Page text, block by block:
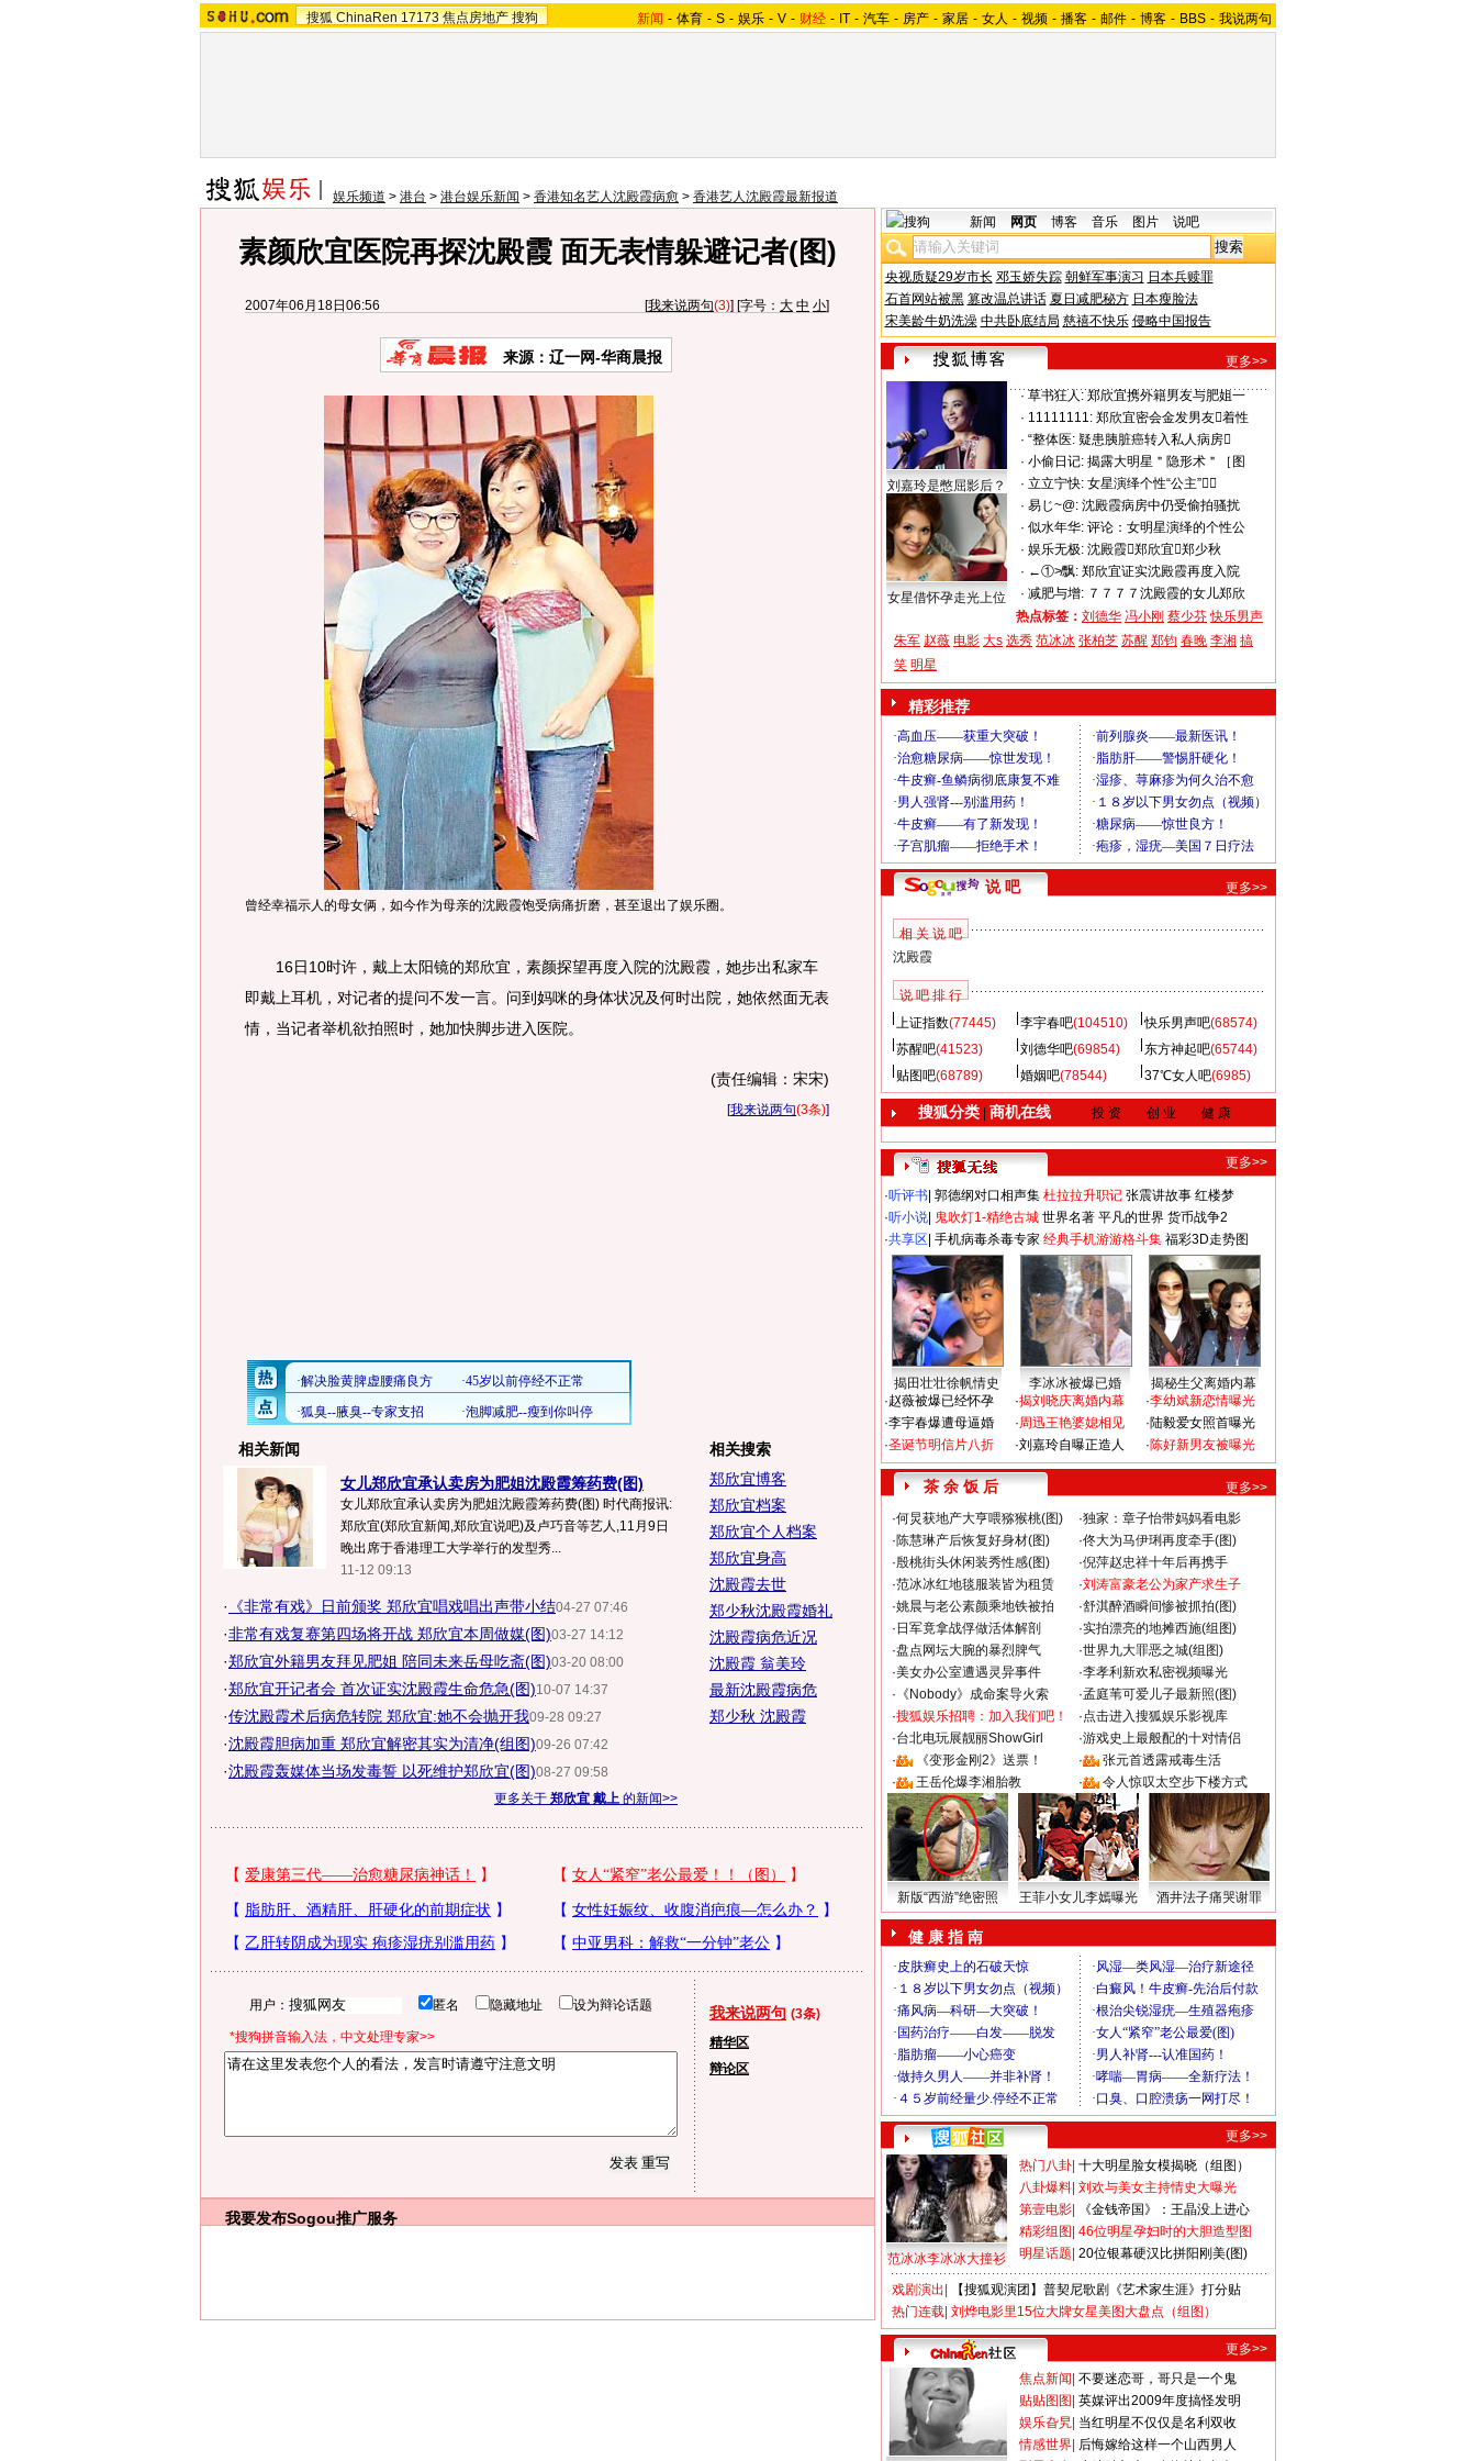
搜狐 ChinaRen 17173 焦点房地产 搜狗 新闻 - 体育 - S - 娱乐 - V - 财经 - IT - 汽车 - 房产 - 家居 - 女人 - 视频 - 播客 - 邮件 - 博客 - BBS - 我说两句
娱乐频道 > 港台 > 港台娱乐新闻 > 香港知名艺人沈殿霞病愈 > 香港艺人沈殿霞最新报道
素颜欣宜医院再探沈殿霞 面无表情躲避记者(图)
2007年06月18日06:56 [我来说两句(3)] [字号： 大 中 小]
来源：辽一网-华商晨报
曾经幸福示人的母女俩，如今作为母亲的沈殿霞饱受病痛折磨，甚至退出了娱乐圈。
16日10时许，戴上太阳镜的郑欣宜，素颜探望再度入院的沈殿霞，她步出私家车
即戴上耳机，对记者的提问不发一言。问到妈咪的身体状况及何时出院，她依然面无表
情，当记者举机欲拍照时，她加快脚步进入医院。
(责任编辑：宋宋)
[我来说两句(3条)]
相关新闻
女儿郑欣宜承认卖房为肥姐沈殿霞筹药费(图)
女儿郑欣宜承认卖房为肥姐沈殿霞筹药费(图) 时代商报讯:
郑欣宜(郑欣宜新闻,郑欣宜说吧)及卢巧音等艺人,11月9日
晚出席于香港理工大学举行的发型秀...
11-12 09:13
· 《非常有戏》日前颁奖 郑欣宜唱戏唱出声带小结04-27 07:46
·非常有戏复赛第四场将开战 郑欣宜本周做媒(图)03-27 14:12
·郑欣宜外籍男友拜见肥姐 陪同未来岳母吃斋(图)03-20 08:00
·郑欣宜开记者会 首次证实沈殿霞生命危急(图)10-07 14:37
·传沈殿霞术后病危转院 郑欣宜:她不会抛开我09-28 09:27
·沈殿霞胆病加重 郑欣宜解密其实为清净(组图)09-26 07:42
·沈殿霞轰媒体当场发毒誓 以死维护郑欣宜(图)08-27 09:58
更多关于 郑欣宜 戴上 的新闻>>
相关搜索
郑欣宜博客
郑欣宜档案
郑欣宜个人档案
郑欣宜身高
沈殿霞去世
郑少秋沈殿霞婚礼
沈殿霞病危近况
沈殿霞 翁美玲
最新沈殿霞病危
郑少秋 沈殿霞
用户： 匿名 隐藏地址 设为辩论话题
*搜狗拼音输入法，中文处理专家>>
我来说两句 (3条)
精华区
辩论区
我要发布Sogou推广服务
新闻 网页 博客 音乐 图片 说吧
央视质疑29岁市长 邓玉娇失踪 朝鲜军事演习 日本兵赎罪
石首网站被黑 篡改温总讲话 夏日减肥秘方 日本瘦脸法
宋美龄牛奶洗澡 中共卧底结局 慈禧不快乐 侵略中国报告
更多>>
刘嘉玲是憋屈影后？
女星借怀孕走光上位
· 草书狂人: 郑欣宜携外籍男友与肥姐一
· 11111111: 郑欣宜密会金发男友着性
· “整体医: 疑患胰脏癌转入私人病房
· 小偷日记: 揭露大明星＂隐形术＂［图
· 立立宁快: 女星演绎个性“公主”（
· 易じ~@: 沈殿霞病房中仍受偷拍骚扰
· 似水年华: 评论：女明星演绎的个性公
· 娱乐无极: 沈殿霞郑欣宜郑少秋
· ←①≯飘: 郑欣宜证实沈殿霞再度入院
· 减肥与增: ７７７７沈殿霞的女儿郑欣
热点标签： 刘德华 冯小刚 蔡少芬 快乐男声
朱军 赵薇 电影 大s 选秀 范冰冰 张柏芝 苏醒 郑钧 春晚 李湘 搞
笑 明星
精彩推荐
说 吧 更多>>
相 关 说 吧
沈殿霞
说 吧 排 行
上证指数(77445) 李宇春吧(104510) 快乐男声吧(68574)
苏醒吧(41523) 刘德华吧(69854) 东方神起吧(65744)
贴图吧(68789) 婚姻吧(78544) 37℃女人吧(6985)
搜狐分类| 商机在线 投 资 创 业 健 康
更多>>
·听评书 郭德纲对口相声集 杜拉拉升职记 张震讲故事 红楼梦
·听小说 鬼吹灯1-精绝古城 世界名著 平凡的世界 货币战争2
·共享区 手机病毒杀毒专家 经典手机游游格斗集 福彩3D走势图
揭田壮壮徐帆情史 李冰冰被爆已婚
揭秘生父离婚内幕
·赵薇被爆已经怀孕
·李宇春爆遭母逼婚
·圣诞节明信片八折
·揭刘晓庆离婚内幕
·周迅王艳婆媳相见
·刘嘉玲自曝正造人
·李幼斌新恋情曝光
·陆毅爱女照首曝光
·陈好新男友被曝光
茶 余 饭 后
更多>>
·何炅获地产大亨喂猕猴桃(图) ·独家：章子怡带妈妈看电影
·陈慧琳产后恢复好身材(图) ·佟大为马伊琍再度牵手(图)
·殷桃街头休闲装秀性感(图) ·倪萍赵忠祥十年后再携手
·范冰冰红地毯服装皆为租赁 ·刘涛富豪老公为家产求生子
·姚晨与老公素颜乘地铁被拍 ·舒淇醉酒瞬间惨被抓拍(图)
· 日军竟拿战俘做活体解剖 ·实拍漂亮的地摊西施(组图)
·盘点网坛大腕的暴烈脾气 ·世界九大罪恶之城(组图)
·美女办公室遭遇灵异事件 ·李孝利新欢私密视频曝光
· 《Nobody》成命案导火索 ·孟庭苇可爱儿子最新照(图)
·搜狐娱乐招聘：加入我们吧！ ·点击进入搜狐娱乐影视库
·台北电玩展靓丽ShowGirl ·游戏史上最般配的十对情侣
·
《变形金刚2》送票！ ·
张元首透露戒毒生活
·
王岳伦爆李湘胎教 · 令人惊叹太空步下楼方式
新版“西游”绝密照 王菲小女儿李嫣曝光 酒井法子痛哭谢罪
健 康 指 南
更多>>
范冰冰李冰冰大撞衫
热门八卦 十大明星脸女模揭晓（组图）
八卦爆料 刘欢与美女主持情史大曝光
第壹电影
《金钱帝国》：王晶没上进心
精彩组图 46位明星孕妇时的大胆造型图
明星话题 20位银幕硬汉比拼阳刚美(图)
戏剧演出
【搜狐观演团】普契尼歌剧《艺术家生涯》打分贴
热门连载 刘烨电影里15位大牌女星美图大盘点（组图）
更多>>
焦点新闻 不要迷恋哥，哥只是一个鬼
贴贴图图 英媒评出2009年度搞怪发明
娱乐旮旯 当红明星不仅仅是名利双收
情感世界 后悔嫁给这样一个山西男人